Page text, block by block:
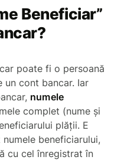
Beneficiar”
poate fi o persoană
un cont bancar. Iar
numele
complet (nume și
plății. E
beneficiarului,
cu cel înregistrat în